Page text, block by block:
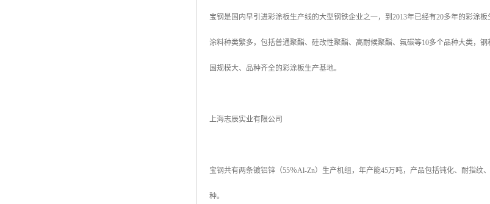
宝钢是国内早引进彩涂板生产线的大型钢铁企业之一，到2013年已经有20多年的彩涂
涂料种类繁多，包括普通聚酯、硅改性聚酯、高耐候聚酯、氟碳等10多个品种大类，
国规模大、品种齐全的彩涂板生产基地。
上海志辰实业有限公司
宝钢共有两条镀铝锌（55％Al-Zn）生产机组，年产能45万吨，产品包括钝化、耐指
种。